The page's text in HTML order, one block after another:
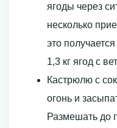
ягоды через
несколько
это
1,3 кг ягод с
Кастрюлю с
огонь и
Размешать до